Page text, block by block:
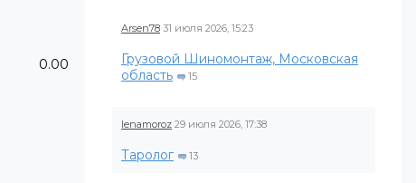
Arsen78 31 июля 2026, 15:23
Грузовой Шиномонтаж, Московская
область
15
lenamoroz 29 июля 2026, 17:38
Таролог 13
0.00